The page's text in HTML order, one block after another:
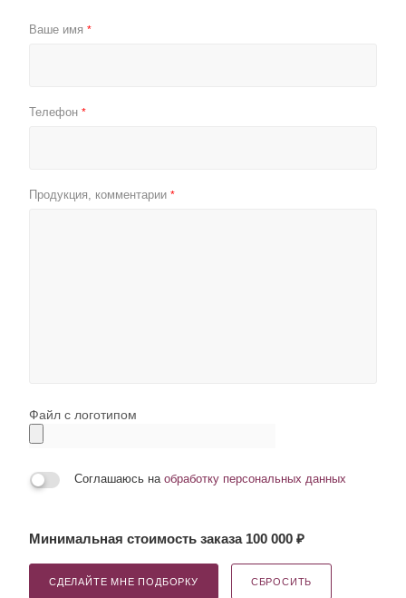
Ваше имя *
Телефон *
Продукция, комментарии *
Файл с логотипом
Соглашаюсь на обработку персональных данных
Минимальная стоимость заказа 100 000 ₽
СДЕЛАЙТЕ МНЕ ПОДБОРКУ СБРОСИТЬ